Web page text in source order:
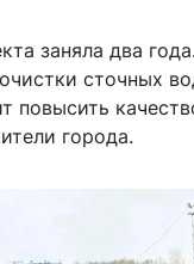
заняла два
сточных
повысить
города.